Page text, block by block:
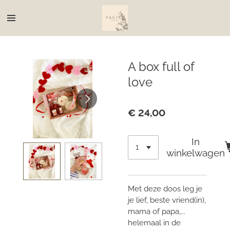
direct
A box full of
love
€ 24,00
In
winkelwagen
Met deze doos leg je
je lief, beste vriend(in),
mama of papa,...
helemaal in de